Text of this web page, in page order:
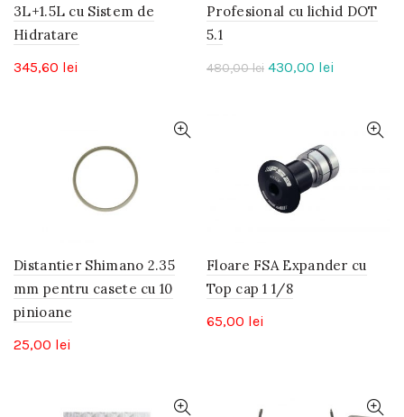
3L+1.5L cu Sistem de
Hidratare
345,60 lei
Profesional cu lichid DOT
5.1
480,00lei Prețul
480,00 lei.
430,00 lei
430,00 lei.
Distantier Shimano 2.35
mm pentru casete cu 10
pinioane
25,00 lei
Floare FSA Expander cu
Top cap 1 1/8
65,00 lei